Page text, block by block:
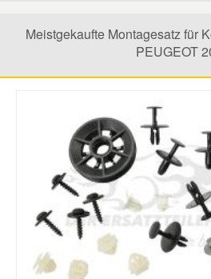
Meistgekaufte Montagesatz für
PEUGEOT
Mazda Ersatzteile
Mercedes Ersatzteile
Mini Ersatzteile
Mitsubishi Ersatzteile
Nissan Ersatzteile
Porsche Ersatzteile